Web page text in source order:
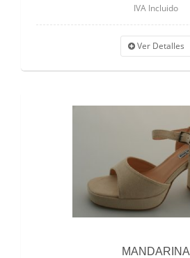
IVA Incluido
Ver Detalles
MANDARINA